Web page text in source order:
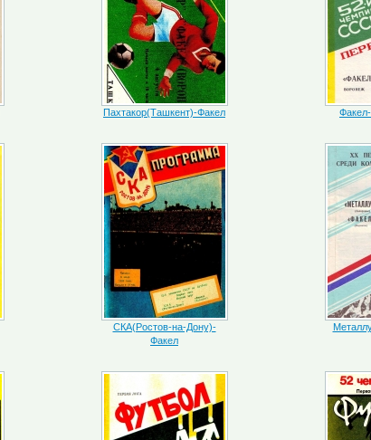
Пахтакор(Ташкент)-Факел
СКА(Ростов-на-Дону)-
Факел